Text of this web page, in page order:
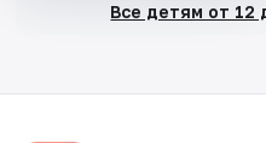
Все детям от 12